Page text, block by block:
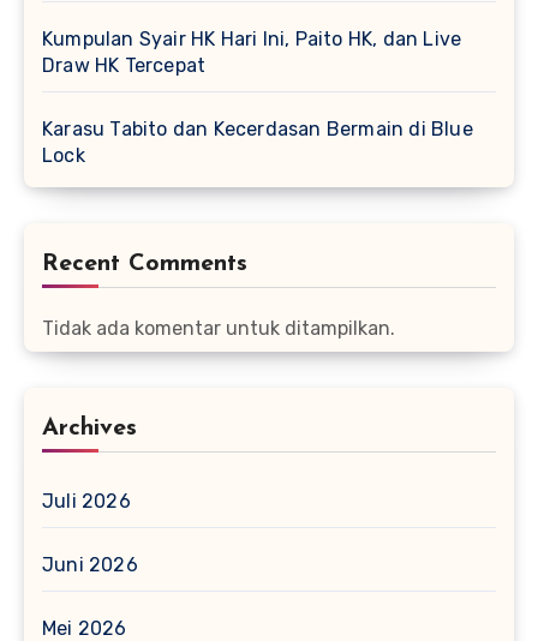
Kumpulan Syair HK Hari Ini, Paito HK, dan Live
Draw HK Tercepat
Karasu Tabito dan Kecerdasan Bermain di Blue
Lock
Recent Comments
Tidak ada komentar untuk ditampilkan.
Archives
Juli 2026
Juni 2026
Mei 2026